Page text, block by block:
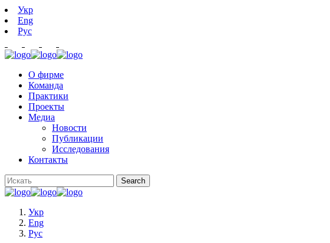
Укр
Eng
Рус
О фирме
Команда
Практики
Проекты
Медиа
Новости
Публикации
Исследования
Контакты
Укр
Eng
Рус